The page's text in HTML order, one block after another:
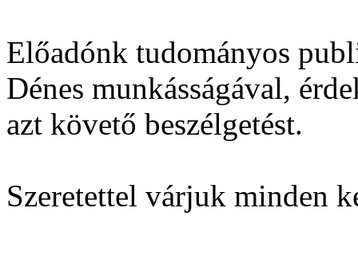
Előadónk tudományos
Dénes munkásságával,
azt követő beszélgetést.
Szeretettel várjuk minden